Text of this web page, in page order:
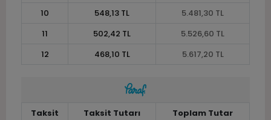
10
548,13 TL
5.481,30 TL
11
502,42 TL
5.526,60 TL
12
468,10 TL 5.617,20 TL
Taksit Taksit Tutarı
Toplam Tutar